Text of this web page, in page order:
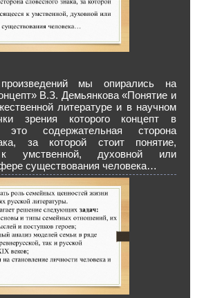
мы опирались на
В.З. Демьянкова «Понятие и
литературе и в научном
зрения которого концепт в
содержательная сторона
за которой стоит понятие,
к умственной, духовной или
существования человека…